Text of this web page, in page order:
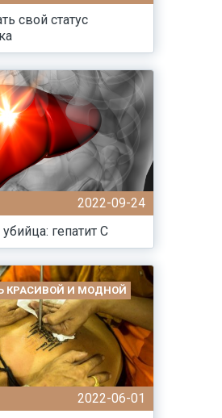
свой статус
2022-09-24
гепатит С
КРАСИВОЙ И МОДНОЙ
2022-06-01